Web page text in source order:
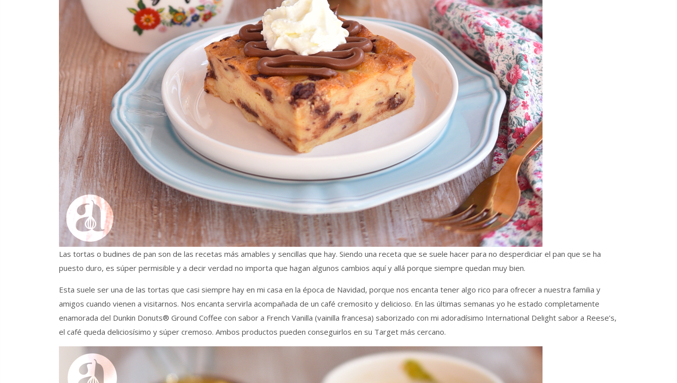
Las tortas o budines de pan son de las recetas más amables y sencillas que hay. Siendo una receta que se suele hacer para no desperdiciar el pan que se ha
puesto duro, es súper permisible y a decir verdad no importa que hagan algunos cambios aquí y allá porque siempre quedan muy bien.
Esta suele ser una de las tortas que casi siempre hay en mi casa en la época de Navidad, porque nos encanta tener algo rico para ofrecer a nuestra familia y
amigos cuando vienen a visitarnos. Nos encanta servirla acompañada de un café cremosito y delicioso. En las últimas semanas yo he estado completamente
enamorada del Dunkin Donuts® Ground Coffee con sabor a French Vanilla (vainilla francesa) saborizado con mi adoradísimo International Delight sabor a Reese’s,
el café queda deliciosísimo y súper cremoso. Ambos productos pueden conseguirlos en su Target más cercano.